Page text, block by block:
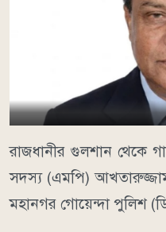
রাজধানীর গুলশান থেকে
সদস্য (এমপি)
মহানগর গোয়েন্দা পুলিশ